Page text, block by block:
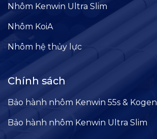
Nhôm Kenwin Ultra Slim
Nhôm KoiA
Nhôm hệ thủy lực
Chính sách
Bảo hành nhôm Kenwin 55s & Kogen
Bảo hành nhôm Kenwin Ultra Slim